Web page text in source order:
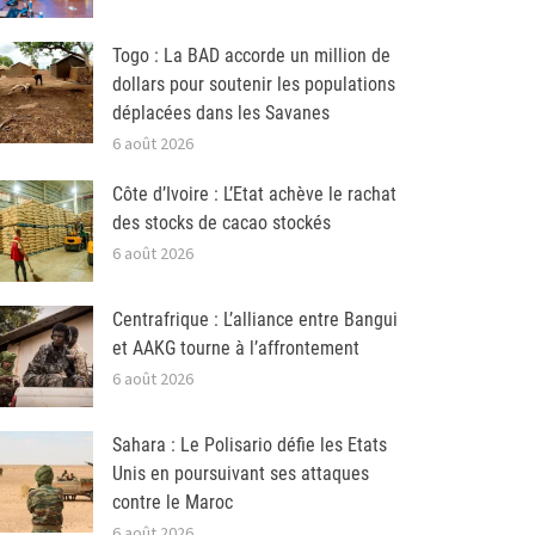
Togo : La BAD accorde un million de
dollars pour soutenir les populations
déplacées dans les Savanes
6 août 2026
Côte d’Ivoire : L’Etat achève le rachat
des stocks de cacao stockés
6 août 2026
Centrafrique : L’alliance entre Bangui
et AAKG tourne à l’affrontement
6 août 2026
Sahara : Le Polisario défie les Etats
Unis en poursuivant ses attaques
contre le Maroc